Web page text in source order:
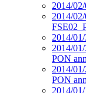
2014/
2014/
2014/
2014/
PON
2014/
PON
2014/